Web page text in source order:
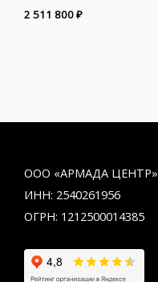
2 511 800₽
ООО «АРМАДА ЦЕНТР»
ИНН: 2540261956
ОГРН: 1212500014385